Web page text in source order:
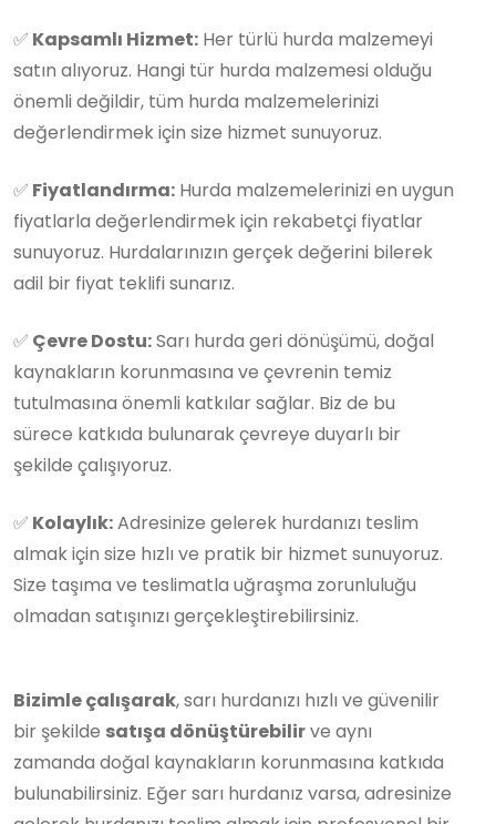
✅ Kapsamlı Hizmet: Her türlü hurda malzemeyi
satın alıyoruz. Hangi tür hurda malzemesi olduğu
önemli değildir, tüm hurda malzemelerinizi
değerlendirmek için size hizmet sunuyoruz.
✅ Fiyatlandırma: Hurda malzemelerinizi en uygun
fiyatlarla değerlendirmek için rekabetçi fiyatlar
sunuyoruz. Hurdalarınızın gerçek değerini bilerek
adil bir fiyat teklifi sunarız.
✅ Çevre Dostu:Sarı hurda geri dönüşümü, doğal
kaynakların korunmasına ve çevrenin temiz
tutulmasına önemli katkılar sağlar. Biz de bu
sürece katkıda bulunarak çevreye duyarlı bir
şekilde çalışıyoruz.
✅ Kolaylık:Adresinize gelerek hurdanızı teslim
almak için size hızlı ve pratik bir hizmet sunuyoruz.
Size taşıma ve teslimatla uğraşma zorunluluğu
olmadan satışınızı gerçekleştirebilirsiniz.
Bizimle çalışarak, sarı hurdanızı hızlı ve güvenilir
bir şekilde satışa dönüştürebilirve aynı
zamanda doğal kaynakların korunmasına katkıda
bulunabilirsiniz. Eğer sarı hurdanız varsa, adresinize